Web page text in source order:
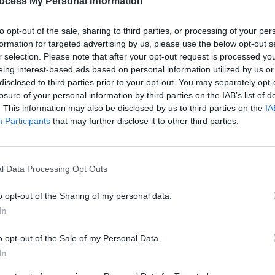
opt-out of the sale, sharing to third parties, or processing of your
for targeted advertising by us, please use the below opt-out
selection. Please note that after your opt-out request is processed
interest-based ads based on personal information utilized by us
to third parties prior to your opt-out. You may separately
of your personal information by third parties on the IAB’s list of
This information may also be disclosed by us to third parties on the
Participants that may further disclose it to other third parties.
Data Processing Opt Outs
opt-out of the Sharing of my personal data.
opt-out of the Sale of my Personal Data.
vous avez plus de risques de développer des problèmes
Quels sont ces risques ? Qui est concerné ?
fréquent
, il esttrès fréquent d’être infectédeux ou trois fois
réinfection affaiblit l’organisme. C’est le constat d’une
après l’infection
un
1.3k
1.3k
4
1.2k
1k